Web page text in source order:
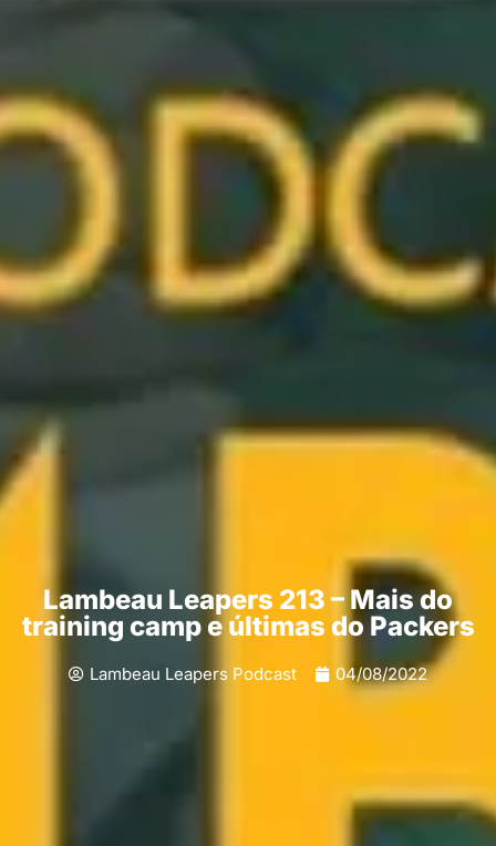
Lambeau Leapers 213 – Mais do
training camp e últimas do Packers
Lambeau Leapers Podcast 04/08/2022